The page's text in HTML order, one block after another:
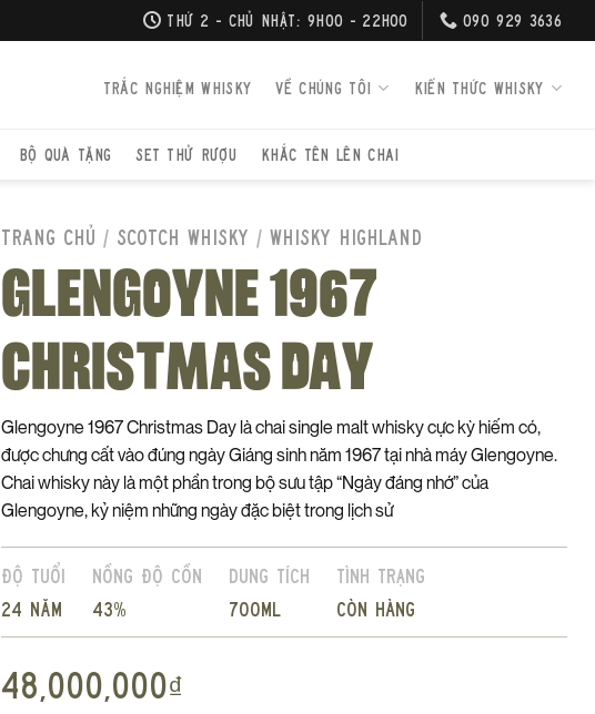
THỨ 2 - CHỦ NHẬT: 9H00 - 22H00 090 929 3636
TRẮC NGHIỆM WHISKY VỀ CHÚNG TÔI KIẾN THỨC WHISKY
BỘ QUÀ TẶNG SET THỬ RƯỢU KHẮC TÊN LÊN CHAI
TRANG CHỦ / SCOTCH WHISKY / WHISKY HIGHLAND
GLENGOYNE 1967
CHRISTMAS DAY
Glengoyne 1967 Christmas Day là chai single malt whisky cực kỳ hiếm có,
được chưng cất vào đúng ngày Giáng sinh năm 1967 tại nhà máy Glengoyne.
Chai whisky này là một phần trong bộ sưu tập “Ngày đáng nhớ” của
Glengoyne, kỷ niệm những ngày đặc biệt trong lịch sử
Độ tuổi
24 năm
Nồng độ cồn
43%
Dung tích
700ml
Tình trạng
Còn hàng
48,000,000₫